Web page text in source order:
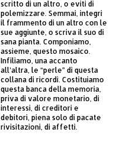
scritto di un altro, o eviti di
polemizzare. Semmai, integri
il frammento di un altro con le
sue aggiunte, o scriva il suo di
sana pianta. Componiamo,
assieme, questo mosaico.
Infiliamo, una accanto
all’altra, le “perle” di questa
collana di ricordi. Costituiamo
questa banca della memoria,
priva di valore monetario, di
interessi, di creditori e
debitori, piena solo di pacate
rivisitazioni, di affetti.